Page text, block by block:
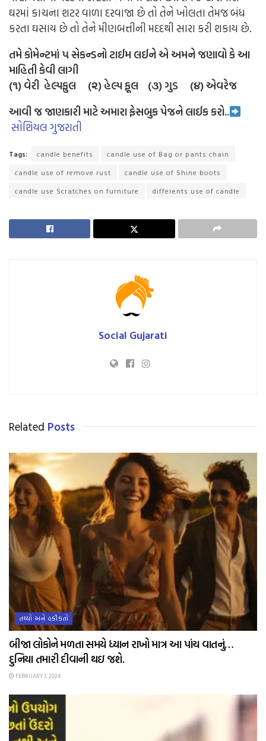
ઘરમાં કાચના શટર વાળા દરવાજા છે તો તેને ખોલતા તેમજ બંધ
કરતા ઘસાય છે તો તેને મીણબત્તીની મદદથી સારા કરી શકાય છે.
તમે કોમેન્ટમાં ૫ સેકન્ડનો ટાઈમ લઈને એ અમને જણાવો કે આ
માહિતી કેવી લાગી
(૧) વેરી હેલ્પફુલ (૨) હેલ્પ ફૂલ (૩) ગુડ (૪) એવરેજ
આવી જ જાણકારી માટે અમારા ફેસબુક પેજને લાઈક કરો..
સોશિયલ ગુજરાતી
Tags: candle benefits
candle use of Bag or pants chain
candle use of remove rust
candle use of Shine boots
candle use Scratches on furniture
differents use of candle
Social Gujarati
Related Posts
તથ્યો અને હકીકતો
બીજા લોકોને મળતા સમયે ધ્યાન રાખો માત્ર આ પાંચ વાતનું…
દુનિયા તમારી દીવાની થઇ જશે.
FEBRUARY 3, 2024